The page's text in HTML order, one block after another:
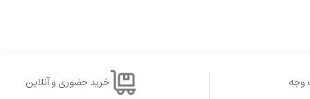
وجه خرید حضوری و آنلاین